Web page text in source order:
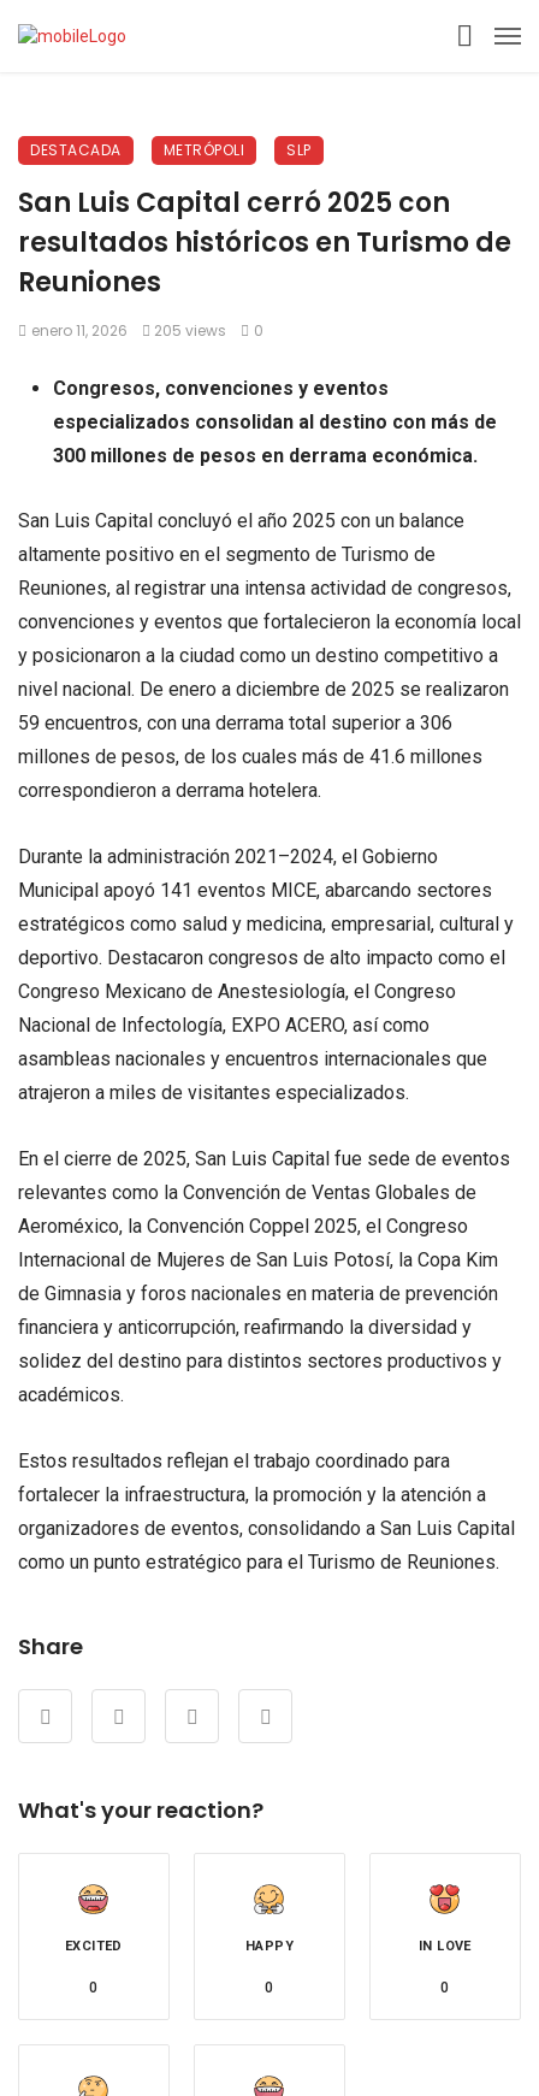
DESTACADA METRÓPOLI SLP
San Luis Capital cerró 2025 con
resultados históricos en Turismo de
Reuniones
enero 11, 2026 205 views 0
Congresos, convenciones y eventos
especializados consolidan al destino con más de
300 millones de pesos en derrama económica.
San Luis Capital concluyó el año 2025 con un balance
altamente positivo en el segmento de Turismo de
Reuniones, al registrar una intensa actividad de congresos,
convenciones y eventos que fortalecieron la economía local
y posicionaron a la ciudad como un destino competitivo a
nivel nacional. De enero a diciembre de 2025 se realizaron
59 encuentros, con una derrama total superior a 306
millones de pesos, de los cuales más de 41.6 millones
correspondieron a derrama hotelera.
Durante la administración 2021–2024, el Gobierno
Municipal apoyó 141 eventos MICE, abarcando sectores
estratégicos como salud y medicina, empresarial, cultural y
deportivo. Destacaron congresos de alto impacto como el
Congreso Mexicano de Anestesiología, el Congreso
Nacional de Infectología, EXPO ACERO, así como
asambleas nacionales y encuentros internacionales que
atrajeron a miles de visitantes especializados.
En el cierre de 2025, San Luis Capital fue sede de eventos
relevantes como la Convención de Ventas Globales de
Aeroméxico, la Convención Coppel 2025, el Congreso
Internacional de Mujeres de San Luis Potosí, la Copa Kim
de Gimnasia y foros nacionales en materia de prevención
financiera y anticorrupción, reafirmando la diversidad y
solidez del destino para distintos sectores productivos y
académicos.
Estos resultados reflejan el trabajo coordinado para
fortalecer la infraestructura, la promoción y la atención a
organizadores de eventos, consolidando a San Luis Capital
como un punto estratégico para el Turismo de Reuniones.
Share
What's your reaction?
EXCITED
0
HAPPY
0
IN LOVE
0